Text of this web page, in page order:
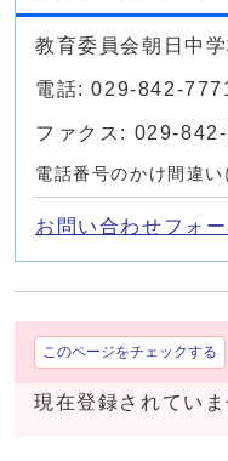
教育委員会朝日中学
電話: 029-842-
ファクス: 029-
電話番号のかけ間違い
お問い合わせフォー
このページをチェックする
現在登録されていま